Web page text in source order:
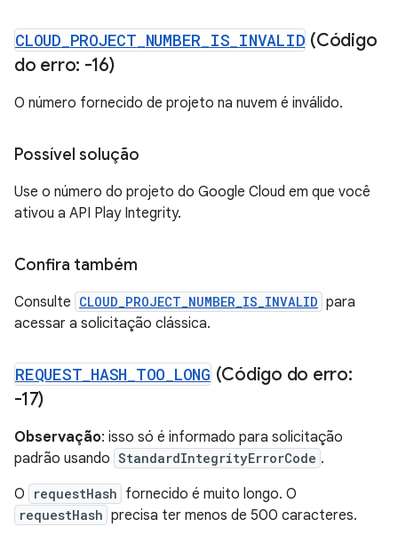
CLOUD PROJECT NUMBER IS INVALID (Código
do erro: -16)
O número fornecido de projeto na nuvem é inválido.
Possível solução
Use o número do projeto do Google Cloud em que você
ativou a API Play Integrity.
Confira também
Consulte CLOUD_PROJECT_NUMBER_IS_INVALID para
acessar a solicitação clássica.
REQUEST HASH TOO LONG (Código do erro:
-17)
Observação: isso só é informado para solicitação
padrão usando StandardIntegrityErrorCode .
O
requestHash fornecido é muito longo. O
requestHash precisa ter menos de 500 caracteres.